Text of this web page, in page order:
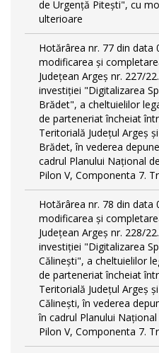
de Urgență Pitești", cu
ulterioare
Hotărârea nr. 77 din data
modificarea și
Județean Argeș nr. 227/
investiției "Digitalizarea
Brădet", a cheltuielilor
de parteneriat încheiat
Teritorială Județul Argeș
Brădet, în vederea
cadrul Planului Național
Pilon V, Componenta 7.
Hotărârea nr. 78 din data
modificarea și
Județean Argeș nr. 228/
investiției "Digitalizarea
Călinești", a cheltuielilor
de parteneriat încheiat
Teritorială Județul Argeș
Călinești, în vederea
în cadrul Planului
Pilon V, Componenta 7.